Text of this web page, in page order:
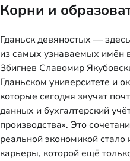
Корни и
Гданьск девяностых —
из самых узнаваемых имён
Збигнев Славомир
Гданьском университете и
которые сегодня звучат
данных и бухгалтерский
производства». Это
реальной экономикой
карьеры, которой ещё